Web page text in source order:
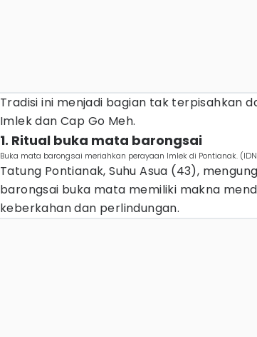
Tradisi ini menjadi bagian tak terpisahkan
Imlek dan Cap Go Meh.
1. Ritual buka mata barongsai
Buka mata barongsai meriahkan perayaan Imlek di Pontianak.
Tatung Pontianak, Suhu Asua (43),
barongsai buka mata memiliki makna
keberkahan dan perlindungan.